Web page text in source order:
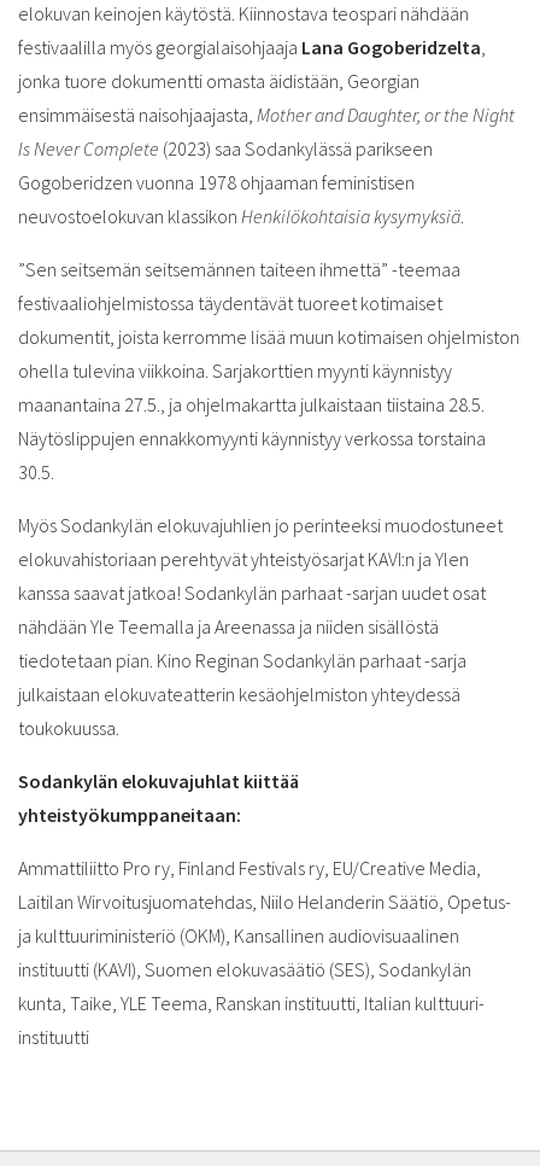
elokuvan keinojen käytöstä. Kiinnostava teospari nähdään
festivaalilla myös georgialaisohjaaja Lana Gogoberidzelta,
jonka tuore dokumentti omasta äidistään, Georgian
ensimmäisestä naisohjaajasta, Mother and Daughter, or the Night
Is Never Complete (2023) saa Sodankylässä parikseen
Gogoberidzen vuonna 1978 ohjaaman feministisen
neuvostoelokuvan klassikon Henkilökohtaisia kysymyksiä.
”Sen seitsemän seitsemännen taiteen ihmettä” -teemaa
festivaaliohjelmistossa täydentävät tuoreet kotimaiset
dokumentit, joista kerromme lisää muun kotimaisen ohjelmiston
ohella tulevina viikkoina. Sarjakorttien myynti käynnistyy
maanantaina 27.5., ja ohjelmakartta julkaistaan tiistaina 28.5.
Näytöslippujen ennakkomyynti käynnistyy verkossa torstaina
30.5.
Myös Sodankylän elokuvajuhlien jo perinteeksi muodostuneet
elokuvahistoriaan perehtyvät yhteistyösarjat KAVI:n ja Ylen
kanssa saavat jatkoa! Sodankylän parhaat -sarjan uudet osat
nähdään Yle Teemalla ja Areenassa ja niiden sisällöstä
tiedotetaan pian. Kino Reginan Sodankylän parhaat -sarja
julkaistaan elokuvateatterin kesäohjelmiston yhteydessä
toukokuussa.
Sodankylän elokuvajuhlat kiittää
yhteistyökumppaneitaan:
Ammattiliitto Pro ry, Finland Festivals ry, EU/Creative Media,
Laitilan Wirvoitusjuomatehdas, Niilo Helanderin Säätiö, Opetus-
ja kulttuuriministeriö (OKM), Kansallinen audiovisuaalinen
instituutti (KAVI), Suomen elokuvasäätiö (SES), Sodankylän
kunta, Taike, YLE Teema, Ranskan instituutti, Italian kulttuuri-
instituutti